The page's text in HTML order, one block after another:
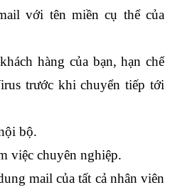
với tên miền cụ thể của
hàng của bạn, hạn chế
trước khi chuyển tiếp tới
bộ.
việc chuyên nghiệp.
mail của tất cả nhân viên